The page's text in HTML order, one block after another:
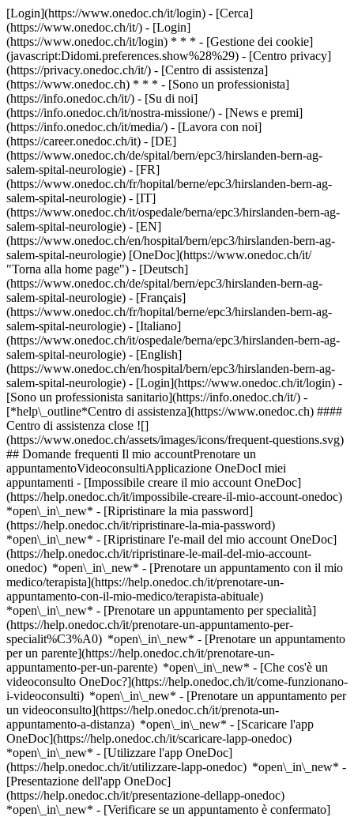
[Login](https://www.onedoc.ch/it/login) - [Cerca]
(https://www.onedoc.ch/it/) - [Login]
(https://www.onedoc.ch/it/login) * * * - [Gestione dei cookie]
(javascript:Didomi.preferences.show%28%29) - [Centro privacy]
(https://privacy.onedoc.ch/it/) - [Centro di assistenza]
(https://www.onedoc.ch) * * * - [Sono un professionista]
(https://info.onedoc.ch/it/) - [Su di noi]
(https://info.onedoc.ch/it/nostra-missione/) - [News e premi]
(https://info.onedoc.ch/it/media/) - [Lavora con noi]
(https://career.onedoc.ch/it) - [DE]
(https://www.onedoc.ch/de/spital/bern/epc3/hirslanden-bern-ag-
salem-spital-neurologie) - [FR]
(https://www.onedoc.ch/fr/hopital/berne/epc3/hirslanden-bern-ag-
salem-spital-neurologie) - [IT]
(https://www.onedoc.ch/it/ospedale/berna/epc3/hirslanden-bern-ag-
salem-spital-neurologie) - [EN]
(https://www.onedoc.ch/en/hospital/bern/epc3/hirslanden-bern-ag-
salem-spital-neurologie) [OneDoc](https://www.onedoc.ch/it/
"Torna alla home page") - [Deutsch]
(https://www.onedoc.ch/de/spital/bern/epc3/hirslanden-bern-ag-
salem-spital-neurologie) - [Français]
(https://www.onedoc.ch/fr/hopital/berne/epc3/hirslanden-bern-ag-
salem-spital-neurologie) - [Italiano]
(https://www.onedoc.ch/it/ospedale/berna/epc3/hirslanden-bern-ag-
salem-spital-neurologie) - [English]
(https://www.onedoc.ch/en/hospital/bern/epc3/hirslanden-bern-ag-
salem-spital-neurologie) - [Login](https://www.onedoc.ch/it/login) -
[Sono un professionista sanitario](https://info.onedoc.ch/it/) -
[*help\_outline*Centro di assistenza](https://www.onedoc.ch) ####
Centro di assistenza close ![]
(https://www.onedoc.ch/assets/images/icons/frequent-questions.svg)
## Domande frequenti Il mio accountPrenotare un
appuntamentoVideoconsultiApplicazione OneDocI miei
appuntamenti - [Impossibile creare il mio account OneDoc]
(https://help.onedoc.ch/it/impossibile-creare-il-mio-account-onedoc)
*open\_in\_new* - [Ripristinare la mia password]
(https://help.onedoc.ch/it/ripristinare-la-mia-password)
*open\_in\_new* - [Ripristinare l'e-mail del mio account OneDoc]
(https://help.onedoc.ch/it/ripristinare-le-mail-del-mio-account-
onedoc) *open\_in\_new* - [Prenotare un appuntamento con il mio
medico/terapista](https://help.onedoc.ch/it/prenotare-un-
appuntamento-con-il-mio-medico/terapista-abituale)
*open\_in\_new* - [Prenotare un appuntamento per specialità]
(https://help.onedoc.ch/it/prenotare-un-appuntamento-per-
specialit%C3%A0) *open\_in\_new* - [Prenotare un appuntamento
per un parente](https://help.onedoc.ch/it/prenotare-un-
appuntamento-per-un-parente) *open\_in\_new* - [Che cos'è un
videoconsulto OneDoc?](https://help.onedoc.ch/it/come-funzionano-
i-videoconsulti) *open\_in\_new* - [Prenotare un appuntamento per
un videoconsulto](https://help.onedoc.ch/it/prenota-un-
appuntamento-a-distanza) *open\_in\_new* - [Scaricare l'app
OneDoc](https://help.onedoc.ch/it/scaricare-lapp-onedoc)
*open\_in\_new* - [Utilizzare l'app OneDoc]
(https://help.onedoc.ch/it/utilizzare-lapp-onedoc) *open\_in\_new* -
[Presentazione dell'app OneDoc]
(https://help.onedoc.ch/it/presentazione-dellapp-onedoc)
*open\_in\_new* - [Verificare se un appuntamento è confermato](https://help.onedoc.ch/it/verificare-se-un-appuntamento-%C3%A8-confermato) *open\_in\_new* - [Annullare un appuntamento prenotato online su OneDoc](https://help.onedoc.ch/it/annullare-un-appuntamento-prenotato-online-su-onedoc) *open\_in\_new* - [Non ho ricevuto la conferma dell'appuntamento](https://help.onedoc.ch/it/non-ho-ricevuto-la-conferma-dellappuntamento) *open\_in\_new* [Vedi tutti i nostri articoli *open\_in\_new*](https://help.onedoc.ch/it/) # Hirslanden Bern AG,Salem-Spital - Neurologie ## Ospedale Mappa Presentazione Il team ![Icona paziente con segno più che indica che il professionista accetta nuovi pazienti](https://www.onedoc.ch/assets/images/icons/new-patients.svg) ### Pazienti accettati Hirslanden Bern AG,Salem-Spital - Neurologie accetta nuovi pazienti ![Icona valigetta che annuncia le specialità del professionista](https://www.onedoc.ch/assets/images/icons/specialties.svg) ### Specialità Neurologia [*arrow\_drop\_down*Vedi di più](https://www.onedoc.ch) ![Segnaposto che annuncia la mappa e le informazioni di accesso dello studio](https://www.onedoc.ch/assets/images/icons/map.svg) ### Mappa e informazioni pratiche #### Hirslanden Bern AG,Salem-Spital - Neurologie Schänzlistrasse 39 3013 Berna ![Icona documento che annuncia la presentazione dello studio](https://www.onedoc.ch/assets/images/icons/presentation.svg) ### Presentazione Benvenuto al __Hirslanden Bern AG,Salem-Spital - Neurologie__, __ospedale__ a Berna per il tuo appuntamento medico. - __Thomas Baumann, Tobias Haefeli, Sebastian Humpert, Thomas Loher, Jan Mathys, Bernhard Voller__ praticano la __neurologia__ Per ulteriori informazioni e per fissare un appuntamento, chiama il [031 371 80 80](tel:+41313718080). ![Icona gruppo di persone che annuncia l’elenco dei professionisti sanitari dello studio](https://www.onedoc.ch/assets/images/icons/team.svg) ### Il team Neurologi (incl. specialisti in cefalee) [![Thomas Baumann, neurologo (incl. specialista in cefalee) a Berna](https://www.onedoc.ch/assets/images/male.png "Thomas Baumann, neurologo (incl. specialista in cefalee) a Berna") \ __Dr. Thomas Baumann__](https://www.onedoc.ch/it/neurologo-incl-specialista-in-cefalee/berna/pwpy/dr-thomas-baumann) [![Tobias Haefeli, neurologo (incl. specialista in cefalee) a Berna](https://www.onedoc.ch/assets/images/male.png "Tobias Haefeli, neurologo (incl. specialista in cefalee) a Berna") \ __Dr. Tobias Haefeli__](https://www.onedoc.ch/it/neurologo-incl-specialista-in-cefalee/berna/p5sv/dr-tobias-haefeli) [![Sebastian Humpert, neurologo (incl. specialista in cefalee) a Berna](https://www.onedoc.ch/assets/images/male.png "Sebastian Humpert, neurologo (incl. specialista in cefalee) a Berna") \ __Dr. Sebastian Humpert__](https://www.onedoc.ch/it/neurologo-incl-specialista-in-cefalee/berna/p5zj/dr-sebastian-humpert) [![Thomas Loher, neurologo (incl. specialista in cefalee) a Berna](https://www.onedoc.ch/assets/images/male.png "Thomas Loher, neurologo (incl. specialista in cefalee) a Berna") \ __Dr. Thomas Loher__](https://www.onedoc.ch/it/neurologo-incl-specialista-in-cefalee/berna/p6c9/dr-thomas-loher) [![Jan Mathys, neurologo (incl. specialista in cefalee) a Berna](https://www.onedoc.ch/assets/images/male.png "Jan Mathys, neurologo (incl. specialista in cefalee) a Berna") \ __Dr. Jan Mathys__](https://www.onedoc.ch/it/neurologo-incl-specialista-in-cefalee/berna/p6fv/dr-jan-mathys) [![Bernhard Voller, neurologo (incl. specialista in cefalee) a Berna](https://www.onedoc.ch/assets/images/male.png "Bernhard Voller, neurologo (incl. specialista in cefalee) a Berna") \ __Prof. Bernhard Voller__](https://www.onedoc.ch/it/neurologo-incl-specialista-in-cefalee/berna/p4wd/prof-bernhard-voller) ![Icona nuvoletta che annuncia la sezione FAQ](https://www.onedoc.ch/assets/images/icons/faq.svg) ### FAQ *expand\_more* *keyboard\_arrow\_right* ## Qual è l'indirizzo di Hirslanden Bern AG,Salem-Spital - Neurologie? Hirslanden Bern AG,Salem-Spital - Neurologie riceve i pazienti in Schänzlistrasse 39, 3013 Berna. * * * *keyboard\_arrow\_right* ## Qual è il numero di telefono di Hirslanden Bern AG,Salem-Spital - Neurologie? Il numero di telefono di Hirslanden Bern AG,Salem-Spital - Neurologie è [031 371 80 80](tel:+41313718080). * * * *keyboard\_arrow\_right* ## Quali sono le specialità praticate presso Hirslanden Bern AG,Salem-Spital - Neurologie? Hirslanden Bern AG,Salem-Spital - Neurologie offre consulenze in [Neurologia](https://www.onedoc.ch/it/neurologo-incl-specialista-in-cefalee/berna). * * * *keyboard\_arrow\_right* ## Hirslanden Bern AG,Salem-Spital - Neurologie accetta nuovi pazienti? Sì, Hirslanden Bern AG,Salem-Spital - Neurologie accetta nuovi pazienti. I nuovi pazienti possono prenotare facilmente gli appuntamenti online tramite OneDoc. * * * *keyboard\_arrow\_right* ## Quali sono le lingue parlate presso Hirslanden Bern AG,Salem-Spital - Neurologie? Hirslanden Bern AG,Salem-Spital - Neurologie propone delle consultazioni in: Tedesco. 1. [OneDoc](https://www.onedoc.ch/it/)/ 2. [Ospedale](https://www.onedoc.ch/it/ospedale)/ 3. [Cantone Berna](https://www.onedoc.ch/it/ospedale/cantone-berna)/ 4. [Berna](https://www.onedoc.ch/it/ospedale/berna)/ 5. Hirslanden Bern AG,Salem-Spital - Neurologie ### Gestisci questo istituto? Apri il tuo profilo OneDoc! OneDoc te lo permette: *group*Espandi la tua base di pazienti *phone\_in\_talk*Riduci i tempi di segreteria telefonica *thumb\_up*Proponi una nuova esperienza e più servizi ai tuoi pazienti [Scopri OneDoc Pro](https://info.onedoc.ch/it/) ### Scarica l'app OneDoc Prenota un appuntamento online con un medico, dentista o terapeuta vicino a te in Svizzera. L'app OneDoc ti consente di gestire tutti i tuoi appuntamenti medici dal tuo cellulare, ovunque e in qualsiasi momento. ![Codice QR che rimanda all’App Store o a Google Play per scaricare l’app OneDoc Pazienti](https://www.onedoc.ch/assets/images/download-app-qr.jpeg) Scansiona il codice QR per scaricare l'app [![Scarica la nostra applicazione su App Store!](https://www.onedoc.ch/assets/images/app-store-badge-it.svg)](https://apps.apple.com/ch/app/onedoc/id1592376413?l=fr)[![Scarica la nostra app su Google Play Store!](https://www.onedoc.ch/assets/images/google-play-badge-it.png)](https://play.google.com/store/apps/details?id=ch.onedoc.patient&hl=fr-CH) *keyboard\_arrow\_right* ## Ricerche associate [Neurologo (incl. specialista in cefalee) a Neuchâtel](https://www.onedoc.ch/it/neurologo-incl-specialista-in-cefalee/neuchatel)[Neurologo (incl. specialista in cefalee) a Givisiez](https://www.onedoc.ch/it/neurologo-incl-specialista-in-cefalee/givisiez)[Neurologo (incl. specialista in cefalee) a Fleurier](https://www.onedoc.ch/it/neurologo-incl-specialista-in-cefalee/fleurier)[Neurologo (incl. specialista in cefalee) a La Chaux-de-Fonds](https://www.onedoc.ch/it/neurologo-incl-specialista-in-cefalee/la-chaux-de-fonds)[Neurologo (incl. specialista in cefalee) a Soletta](https://www.onedoc.ch/it/neurologo-incl-specialista-in-cefalee/soletta) *keyboard\_arrow\_right* ## Ricerche frequenti [Ospedale a Berna](https://www.onedoc.ch/it/ospedale/berna)[Ospedale a Bienna](https://www.onedoc.ch/it/ospedale/bienna)[Ospedale a Thun](https://www.onedoc.ch/it/ospedale/thun)[Ospedale a Burgdorf](https://www.onedoc.ch/it/ospedale/burgdorf)[Ospedale a Unterseen](https://www.onedoc.ch/it/ospedale/unterseen)[Ospedale a Langenthal](https://www.onedoc.ch/it/ospedale/langenthal)[Ospedale a Münsingen](https://www.onedoc.ch/it/ospedale/munsingen)[Ospedale a Saint-Imier](https://www.onedoc.ch/it/ospedale/saint-imier)[Ospedale a Gümligen](https://www.onedoc.ch/it/ospedale/gumligen)[Ospedale a Langnau im Emmental](https://www.onedoc.ch/it/ospedale/langnau-im-emmental)[Ospedale a Frutigen](https://www.onedoc.ch/it/ospedale/frutigen)[Ospedale a Zweisimmen](https://www.onedoc.ch/it/ospedale/zweisimmen)[Ospedale a Riggisberg](https://www.onedoc.ch/it/ospedale/riggisberg)[Ospedale a Aarberg](https://www.onedoc.ch/it/ospedale/aarberg)[Ospedale a Huttwil](https://www.onedoc.ch/it/ospedale/huttwil)[Ospedale a Belp](https://www.onedoc.ch/it/ospedale/belp)[Ospedale a Niederbipp](https://www.onedoc.ch/it/ospedale/niederbipp)[Ospedale a Heiligenschwendi](https://www.onedoc.ch/it/ospedale/heiligenschwendi)[Ospedale a Meiringen](https://www.onedoc.ch/it/ospedale/meiringen)[Ospedale a Herzogenbuchsee](https://www.onedoc.ch/it/ospedale/herzogenbuchsee)[Ospedale a Spiez](https://www.onedoc.ch/it/ospedale/spiez) *keyboard\_arrow\_right* ## Trova una sede [Studio medico](https://www.onedoc.ch/it/studio-medico)[Centro medico](https://www.onedoc.ch/it/centro-medico)[Studio medico associato](https://www.onedoc.ch/it/studio-medico-associato)[Studio dentistico](https://www.onedoc.ch/it/studio-dentistico)[Farmacia](https://www.onedoc.ch/it/farmacia)[Studio osteopatico](https://www.onedoc.ch/it/studio-osteopatico)[Studio fisioterapico](https://www.onedoc.ch/it/studio-fisioterapico)[Gruppo medico](https://www.onedoc.ch/it/gruppo-medico)[Clinica dentistica](https://www.onedoc.ch/it/clinica-dentistica)[Centro benessere](https://www.onedoc.ch/it/centro-benessere)[Negozio di ottica](https://www.onedoc.ch/it/negozio-di-ottica)[Centro acustico](https://www.onedoc.ch/it/centro-acustico)[Clinica](https://www.onedoc.ch/it/clinica)[Ospedale](https://www.onedoc.ch/it/ospedale)[Centro medico e dentistico](https://www.onedoc.ch/it/centro-medico-e-dentistico)[Casa di cura](https://www.onedoc.ch/it/casa-di-cura)[Laboratorio medico](https://www.onedoc.ch/it/laboratorio-medico)[Studio medicina alternativa](https://www.onedoc.ch/it/studio-medicina-alternativa)[Centro diagnostica per immagini](https://www.onedoc.ch/it/centro-diagnostica-per-immagini) *keyboard\_arrow\_right* ## Cerca un professionista [Elenco dei professionisti](https://www.onedoc.ch/it/elenco) [A](https://www.onedoc.ch/it/e